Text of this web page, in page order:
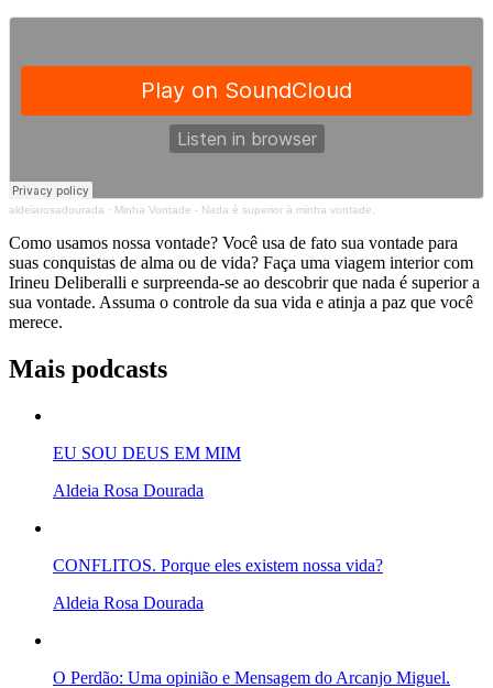
aldeiarosadourada · Minha Vontade - Nada é superior à minha vontade.
Como usamos nossa vontade? Você usa de fato sua vontade para
suas conquistas de alma ou de vida? Faça uma viagem interior com
Irineu Deliberalli e surpreenda-se ao descobrir que nada é superior a
sua vontade. Assuma o controle da sua vida e atinja a paz que você
merece.
Mais podcasts
EU SOU DEUS EM MIM
Aldeia Rosa Dourada
CONFLITOS. Porque eles existem nossa vida?
Aldeia Rosa Dourada
O Perdão: Uma opinião e Mensagem do Arcanjo Miguel.